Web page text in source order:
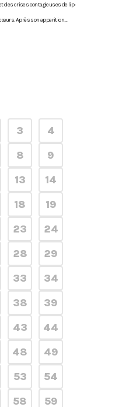
des crises contagieuses de lip-
Après son apparition,...
3
4
8
9
13
14
18
19
23
24
28
29
33
34
38
39
43
44
48
49
53
54
58
59